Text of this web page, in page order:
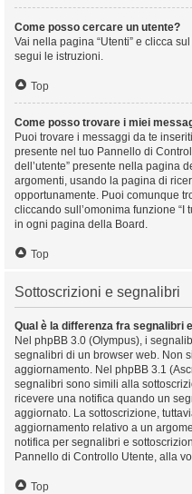
Come posso cercare un utente?
Vai nella pagina “Utenti” e clicca
segui le istruzioni.
Top
Come posso trovare i miei
Puoi trovare i messaggi da te
presente nel tuo Pannello di
dell’utente” presente nella pagina
argomenti, usando la pagina di
opportunamente. Puoi comunque
cliccando sull’omonima funzione
in ogni pagina della Board.
Top
Sottoscrizioni e segnalibri
Qual è la differenza fra segnalibri
Nel phpBB 3.0 (Olympus), i
segnalibri di un browser web. Non
aggiornamento. Nel phpBB 3.1
segnalibri sono simili alla
ricevere una notifica quando un
aggiornato. La sottoscrizione,
aggiornamento relativo a un
notifica per segnalibri e
Pannello di Controllo Utente, alla
Top